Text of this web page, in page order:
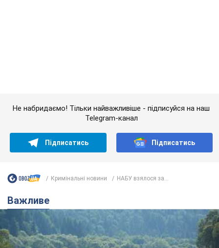
Важливе
Значні штрафи і спеціальні полігони: як
проблему джипінгу вирішують за кордоном